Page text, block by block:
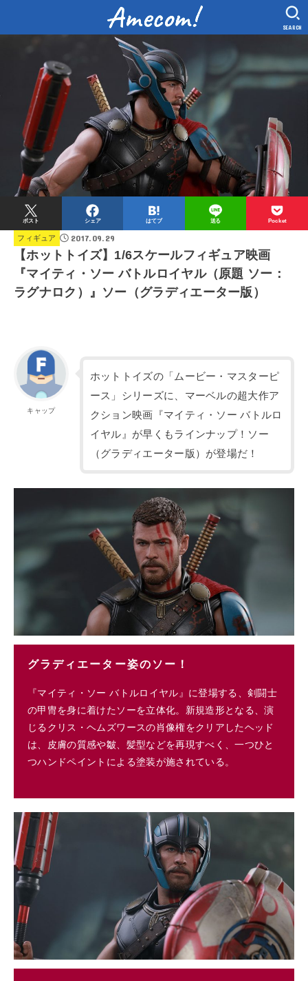
SEARCH
ポスト シェア はてブ 送る Pocket
フィギュア 2017.09.29
【ホットトイズ】1/6スケールフィギュア映画
『マイティ・ソー バトルロイヤル（原題 ソー：
ラグナロク）』ソー（グラディエーター版）
キャップ
ホットトイズの「ムービー・マスターピ
ース」シリーズに、マーベルの超大作ア
クション映画『マイティ・ソー バトルロ
イヤル』が早くもラインナップ！ソー
（グラディエーター版）が登場だ！
グラディエーター姿のソー！
『マイティ・ソー バトルロイヤル』に登場する、剣闘士
の甲冑を身に着けたソーを立体化。新規造形となる、演
じるクリス・ヘムズワースの肖像権をクリアしたヘッド
は、皮膚の質感や皺、髪型などを再現すべく、一つひと
つハンドペイントによる塗装が施されている。